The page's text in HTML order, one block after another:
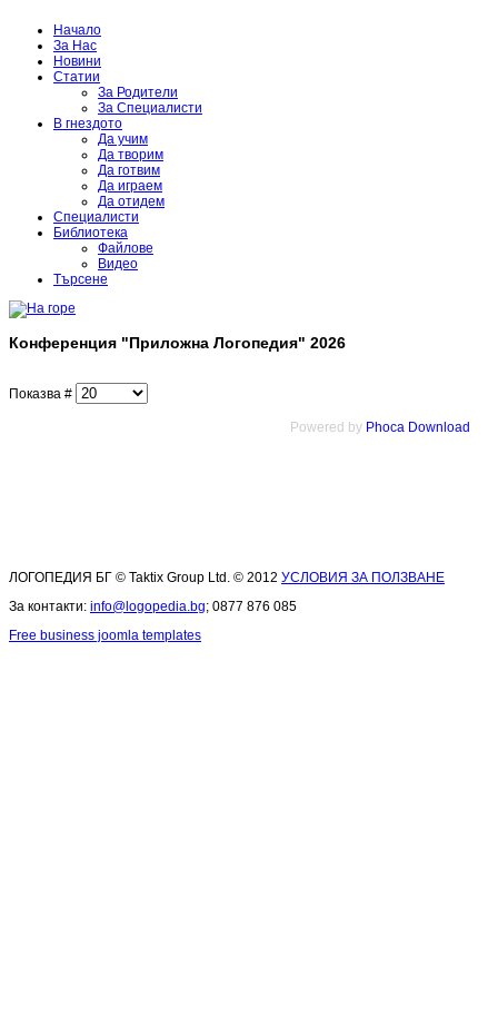
Начало
За Нас
Новини
Статии
За Родители
За Специалисти
В гнездото
Да учим
Да творим
Да готвим
Да играем
Да отидем
Специалисти
Библиотека
Файлове
Видео
Търсене
Конференция "Приложна Логопедия" 2026
Показва #
Powered by Phoca Download
ЛОГОПЕДИЯ БГ © Taktix Group Ltd. © 2012 УСЛОВИЯ ЗА ПОЛЗВАНЕ
За контакти: info@logopedia.bg; 0877 876 085
Free business joomla templates